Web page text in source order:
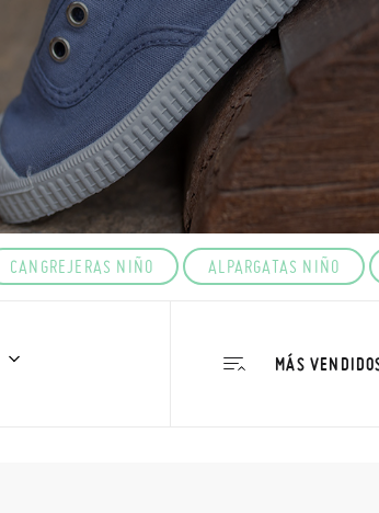
CANGREJERAS NIÑO ALPARGATAS NIÑO